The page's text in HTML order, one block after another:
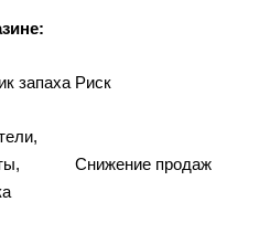
запаха Риск
Снижение продаж